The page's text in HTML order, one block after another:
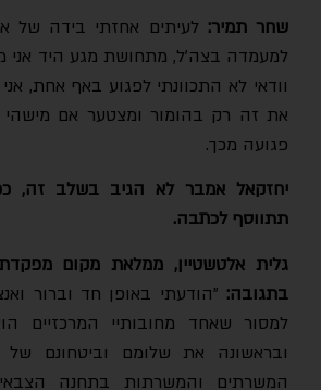
שחר תמיר:לעיתים אחזתי בידה של
למעמדה בצה׳ל, מתחושת מגע היד אני מבין
וודאי לא התכוונתי לפגוע באף אחת, אני
את זה רק בהומור ומצטער אם מישהי
פגועה מכך.
יחזקאל אמבר לא הגיב בשלב זה, ככל
תתווסף לכתבה.
גלית אלטשטיין, ממלאת מקום מפקדת
בתגובה:״הודעתי באופן חד וברור ואנצל
למסור שאחד מחובותיי המרכזיים הוא
ובראשונה את שלומם וביטחונם של
המשרתים והמשרתות בתחנה הצבאית.